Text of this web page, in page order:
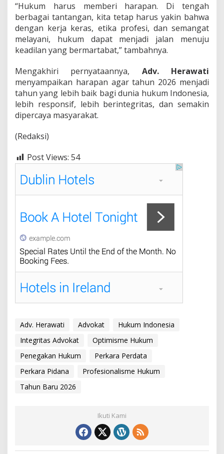
“Hukum harus memberi harapan. Di tengah
berbagai tantangan, kita tetap harus yakin bahwa
dengan kerja keras, etika profesi, dan semangat
melayani, hukum dapat menjadi jalan menuju
keadilan yang bermartabat,” tambahnya.
Mengakhiri pernyataannya, Adv. Herawati
menyampaikan harapan agar tahun 2026 menjadi
tahun yang lebih baik bagi dunia hukum Indonesia,
lebih responsif, lebih berintegritas, dan semakin
dipercaya masyarakat.
(Redaksi)
Post Views: 54
Adv. Herawati Advokat
Hukum Indonesia
Integritas Advokat
Optimisme Hukum
Penegakan Hukum
Perkara Perdata
Perkara Pidana
Profesionalisme Hukum
Tahun Baru 2026
Ikuti Kami